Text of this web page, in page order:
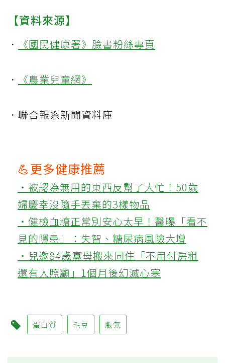
【資料來源】
． 《國民健康署》臉書粉絲專頁
． 《農業兒童網》
．聯合報系新聞資料庫
💪更多健康推薦
‧被認為無用的東西反幫了大忙！50歲
婦慶幸沒隨手丟棄的3樣物品
‧健檢血糖正常別安心太早！醫曝「看不
見的隱患」：失智、糖尿病風險大增
‧兒邀84歲寡母搬來同住「不用付房租
還有人照顧」1個月後幻滅心寒
蛋白質 毛豆 脹氣